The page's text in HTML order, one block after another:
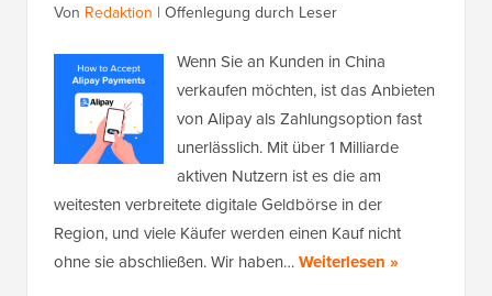
Von Redaktion | Offenlegung durch Leser
Wenn Sie an Kunden in China
verkaufen möchten, ist das Anbieten
von Alipay als Zahlungsoption fast
unerlässlich. Mit über 1 Milliarde
aktiven Nutzern ist es die am
weitesten verbreitete digitale Geldbörse in der
Region, und viele Käufer werden einen Kauf nicht
ohne sie abschließen. Wir haben…Weiterlesen »